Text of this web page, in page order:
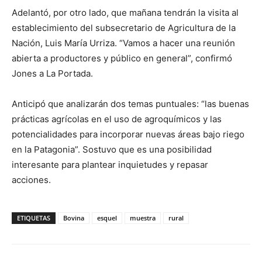
Adelantó, por otro lado, que mañana tendrán la visita al
establecimiento del subsecretario de Agricultura de la
Nación, Luis María Urriza. “Vamos a hacer una reunión
abierta a productores y público en general”, confirmó
Jones a La Portada.
Anticipó que analizarán dos temas puntuales: “las buenas
prácticas agrícolas en el uso de agroquímicos y las
potencialidades para incorporar nuevas áreas bajo riego
en la Patagonia”. Sostuvo que es una posibilidad
interesante para plantear inquietudes y repasar
acciones.
ETIQUETAS Bovina esquel muestra rural